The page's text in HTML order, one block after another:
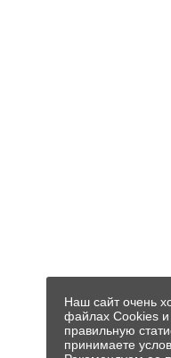
Наш сайт очень
файлах Cookies и
правильную
принимаете